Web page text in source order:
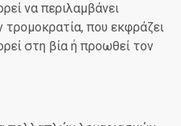
να περιλαμβάνει
τρομοκρατία, που εκφράζει
στη βία ή προωθεί τον